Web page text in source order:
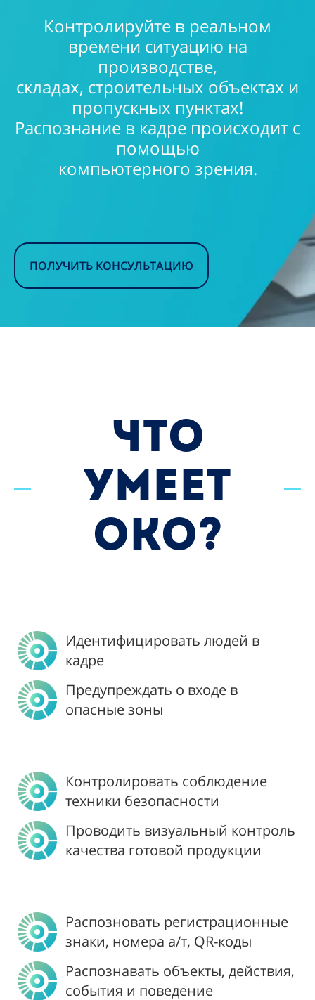
Контролируйте в реальном
времени ситуацию на
производстве,
складах, строительных объектах и
пропускных пунктах!
Распознание в кадре происходит с
помощью
компьютерного зрения.
ПОЛУЧИТЬ КОНСУЛЬТАЦИЮ
ЧТО
УМЕЕТ
ОКО?
Идентифицировать людей в
кадре
Предупреждать о входе в
опасные зоны
Контролировать соблюдение
техники безопасности
Проводить визуальный контроль
качества готовой продукции
Распозновать регистрационные
знаки, номера а/т, QR-коды
Распознавать объекты, действия,
события и поведение